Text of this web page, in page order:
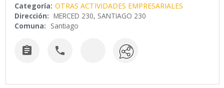
Categoría: OTRAS ACTIVIDADES EMPRESARIALES
Dirección: MERCED 230, SANTIAGO 230
Comuna: Santiago
 